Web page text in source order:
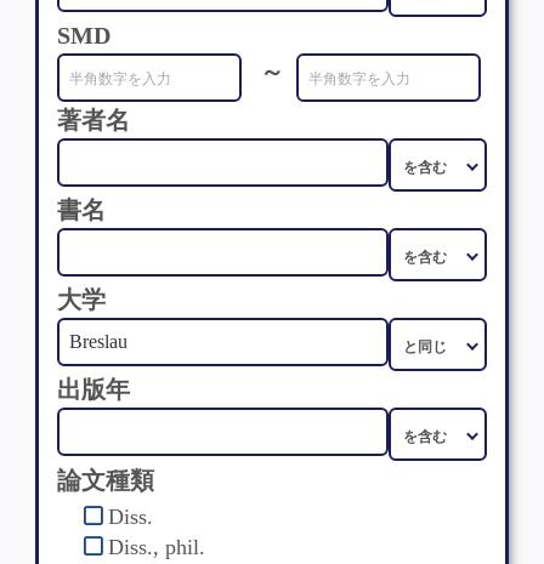
SMD
～
著者名
書名
大学
出版年
論文種類
Diss.
Diss., phil.